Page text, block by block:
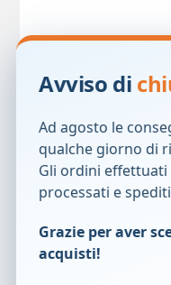
DEO ROLL ON 72H
INVISIBLE 50ML
15,50€
Prezzo precedente:
Avviso di
Ad agosto le
qualche giorno di
Gli ordini effettuati
processati e
Grazie per aver
acquisti!